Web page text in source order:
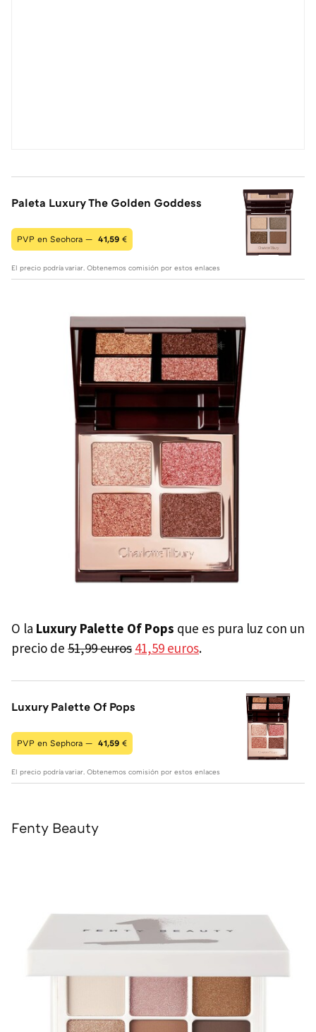
Paleta Luxury The Golden Goddess
PVP en Seohora — 41,59 €
El precio podría variar. Obtenemos comisión por estos enlaces
O la Luxury Palette Of Pops que es pura luz con un
precio de 51,99 euros 41,59 euros.
Luxury Palette Of Pops
PVP en Sephora — 41,59 €
El precio podría variar. Obtenemos comisión por estos enlaces
Fenty Beauty